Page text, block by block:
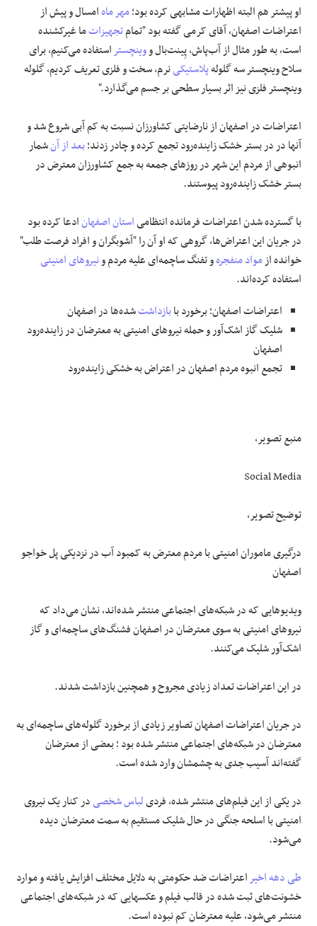
او پیشتر هم البته اظهارات مشابهی کرده بود؛مهر ماهامسال و پیش از
اعتراضات اصفهان، آقای کرمی گفته بود "تمامتجهیزاتما غیرکشنده
است، به طور مثال از آب‌پاش، پِینت‌بال ووینچستراستفاده می‌کنیم، برای
سلاح وینچستر سه گلولهپلاستیکینرم، سخت و فلزی تعریف کردیم، گلوله
وینچستر فلزی نیز اثر بسیار سطحی بر جسم می‌گذارد."
اعتراضات در اصفهان از نارضایتی کشاورزان نسبت به کم آبی شروع شد و
آنها در در بستر خشک زاینده‌رود تجمع کرده و چادر زدند؛بعد از آنشمار
انبوهی از مردم این شهر در روزهای جمعه به جمع کشاورزان معترض در
بستر خشک زاینده‌رود پیوستند.
با گسترده شدن اعتراضات فرمانده انتظامیاستان اصفهانادعا کرده بود
در جریان این اعتراض‌ها، گروهی که او آن را "آشوبگران و افراد فرصت طلب"
خوانده ازمواد منفجرهو تفنگ ساچمه‌ای علیه مردم ونیروهای امنیتی
استفاده کرده‌اند.
اعتراضات اصفهان؛ برخورد بابازداشتشده‌ها در اصفهان
شلیک گاز اشک‌آور و حمله نیروهای امنیتی به معترضان در زاینده‌رود
اصفهان
تجمع انبوه مردم اصفهان در اعتراض به خشکی زاینده‌رود
منبع تصویر،
Social Media
توضیح تصویر،
درگیری ماموران امنیتی با مردم معترض به کمبود آب در نزدیکی پل خواجو
اصفهان
ویدیوهایی که در شبکه‌های اجتماعی منتشر شده‌اند، نشان می‌داد که
نیروهای امنیتی به سوی معترضان در اصفهان فشنگ‌های ساچمه‌ای و گاز
اشک‌آور شلیک می‌کنند.
در این اعتراضات تعداد زیادی مجروح و همچنین بازداشت شدند.
در جریان اعتراضات اصفهان تصاویر زیادی از برخورد گلوله‌های ساچمه‌ای به
معترضان در شبکه‌های اجتماعی منتشر شده بود ؛ بعضی از معترضان
گفته‌اند آسیب جدی به چشمشان وارد شده است.
در یکی از این فیلم‌های منتشر شده، فردیلباس شخصیدر کنار یک نیروی
امنیتی با اسلحه جنگی در حال شلیک مستقیم به سمت معترضان‌ دیده
می‌شود.
طی دهه اخیراعتراضات ضد حکومتی به دلایل مختلف افزایش یافته و موارد
خشونت‌های ثبت شده در قالب فیلم و عکسهایی که در شبکه‌های اجتماعی
منتشر می‌شود، علیه معترضان کم نبوده است.